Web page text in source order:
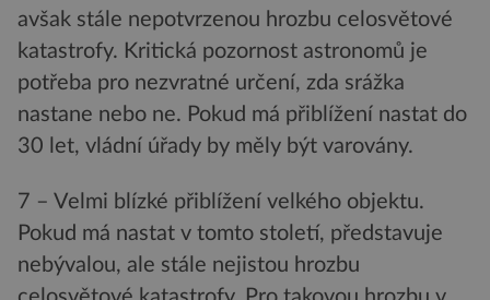
avšak stále nepotvrzenou hrozbu celosvětové
katastrofy. Kritická pozornost astronomů je
potřeba pro nezvratné určení, zda srážka
nastane nebo ne. Pokud má přiblížení nastat do
30 let, vládní úřady by měly být varovány.
7 – Velmi blízké přiblížení velkého objektu.
Pokud má nastat v tomto století, představuje
nebývalou, ale stále nejistou hrozbu